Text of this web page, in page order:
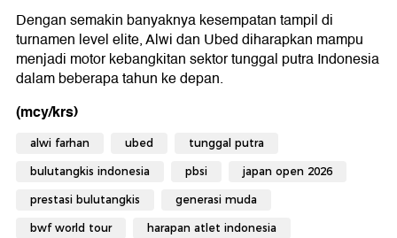
Dengan semakin banyaknya kesempatan tampil di
turnamen level elite, Alwi dan Ubed diharapkan mampu
menjadi motor kebangkitan sektor tunggal putra Indonesia
dalam beberapa tahun ke depan.
(mcy/krs)
alwi farhan ubed tunggal putra
bulutangkis indonesia pbsi japan open 2026
prestasi bulutangkis generasi muda
bwf world tour harapan atlet indonesia